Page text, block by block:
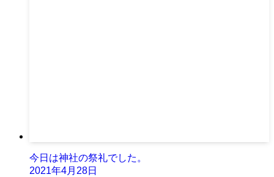
今日は神社の祭礼でした。
2021年4月28日